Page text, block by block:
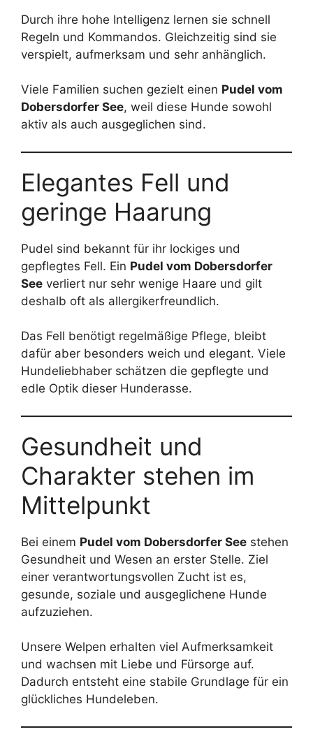
Durch ihre hohe Intelligenz lernen sie schnell
Regeln und Kommandos. Gleichzeitig sind sie
verspielt, aufmerksam und sehr anhänglich.
Viele Familien suchen gezielt einen Pudel vom
Dobersdorfer See, weil diese Hunde sowohl
aktiv als auch ausgeglichen sind.
Elegantes Fell und
geringe Haarung
Pudel sind bekannt für ihr lockiges und
gepflegtes Fell. Ein Pudel vom Dobersdorfer
See verliert nur sehr wenige Haare und gilt
deshalb oft als allergikerfreundlich.
Das Fell benötigt regelmäßige Pflege, bleibt
dafür aber besonders weich und elegant. Viele
Hundeliebhaber schätzen die gepflegte und
edle Optik dieser Hunderasse.
Gesundheit und
Charakter stehen im
Mittelpunkt
Bei einem Pudel vom Dobersdorfer See stehen
Gesundheit und Wesen an erster Stelle. Ziel
einer verantwortungsvollen Zucht ist es,
gesunde, soziale und ausgeglichene Hunde
aufzuziehen.
Unsere Welpen erhalten viel Aufmerksamkeit
und wachsen mit Liebe und Fürsorge auf.
Dadurch entsteht eine stabile Grundlage für ein
glückliches Hundeleben.